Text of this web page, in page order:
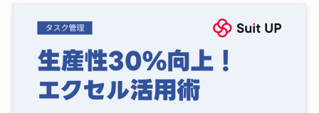
お役立ち情報
お問い合わせ